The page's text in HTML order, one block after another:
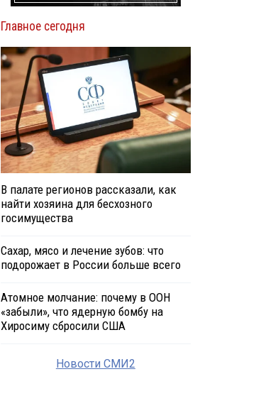
Главное сегодня
В палате регионов рассказали, как
найти хозяина для бесхозного
госимущества
Сахар, мясо и лечение зубов: что
подорожает в России больше всего
Атомное молчание: почему в ООН
«забыли», что ядерную бомбу на
Хиросиму сбросили США
Новости СМИ2